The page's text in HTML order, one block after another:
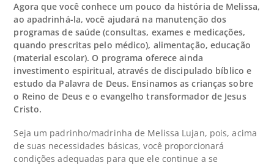
Agora que você conhece um pouco da história de Melissa,
ao apadrinhá-la, você ajudará na manutenção dos
programas de saúde (consultas, exames e medicações,
quando prescritas pelo médico), alimentação, educação
(material escolar). O programa oferece ainda
investimento espiritual, através de discipulado bíblico e
estudo da Palavra de Deus. Ensinamos as crianças sobre
o Reino de Deus e o evangelho transformador de Jesus
Cristo.
Seja um padrinho/madrinha de Melissa Lujan, pois, acima
de suas necessidades básicas, você proporcionará
condições adequadas para que ele continue a se